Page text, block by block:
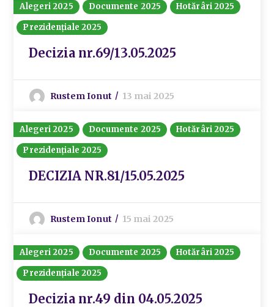
Alegeri 2025 Documente 2025
Hotărâri 2025
Prezidențiale 2025
Decizia nr.69/13.05.2025
Rustem Ionut 13 mai 2025
Alegeri 2025 Documente 2025
Hotărâri 2025
Prezidențiale 2025
DECIZIA NR.81/15.05.2025
Rustem Ionut 15 mai 2025
Alegeri 2025 Documente 2025
Hotărâri 2025
Prezidențiale 2025
Decizia nr.49 din 04.05.2025